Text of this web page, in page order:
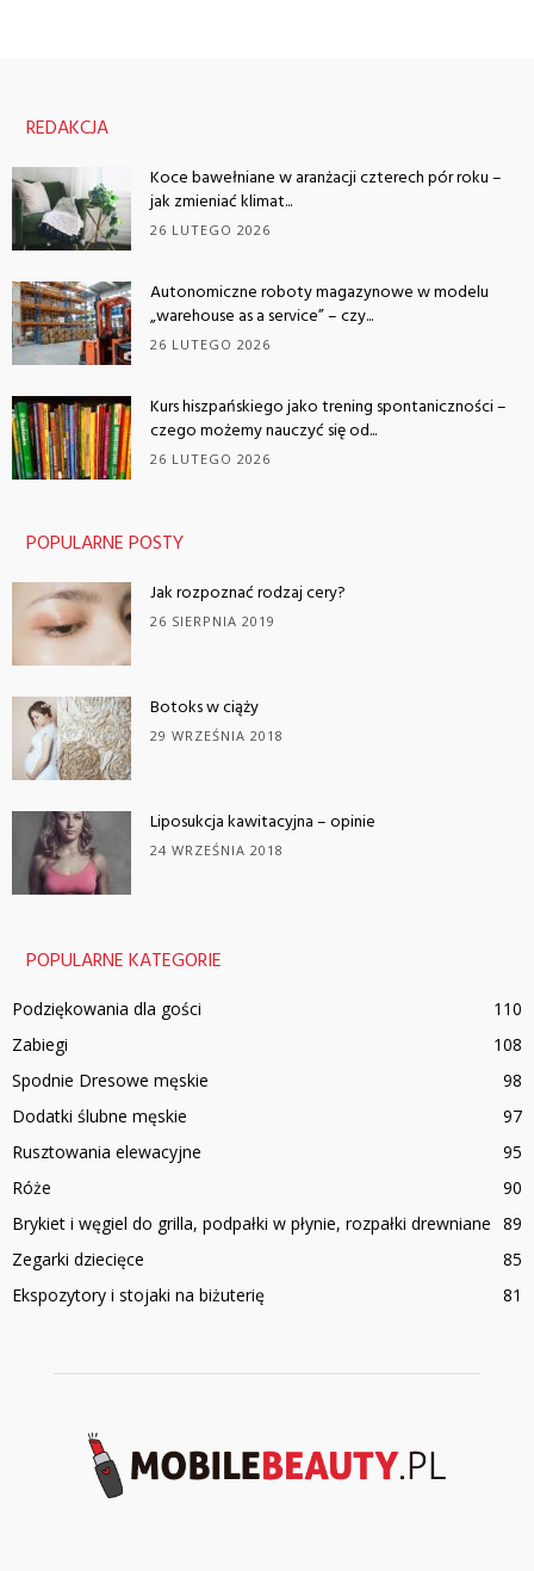
REDAKCJA
Koce bawełniane w aranżacji czterech pór roku –
jak zmieniać klimat...
26 LUTEGO 2026
Autonomiczne roboty magazynowe w modelu
„warehouse as a service” – czy...
26 LUTEGO 2026
Kurs hiszpańskiego jako trening spontaniczności –
czego możemy nauczyć się od...
26 LUTEGO 2026
POPULARNE POSTY
Jak rozpoznać rodzaj cery?
26 SIERPNIA 2019
Botoks w ciąży
29 WRZEŚNIA 2018
Liposukcja kawitacyjna – opinie
24 WRZEŚNIA 2018
POPULARNE KATEGORIE
Podziękowania dla gości
110
Zabiegi
108
Spodnie Dresowe męskie
98
Dodatki ślubne męskie
97
Rusztowania elewacyjne
95
Róże
90
Brykiet i węgiel do grilla, podpałki w płynie, rozpałki drewniane 89
Zegarki dziecięce
85
Ekspozytory i stojaki na biżuterię
81